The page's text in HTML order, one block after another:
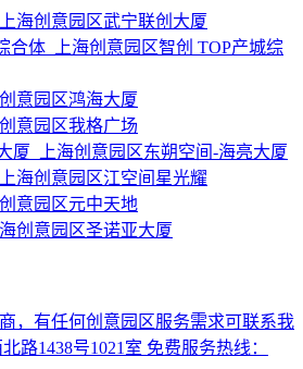
武宁联创大厦
智创 TOP产城综
鸿海大厦
我格广场
东朔空间-海亮大厦
江空间星光耀
元中天地
圣诺亚大厦
，有任何创意园区服务需求可联系我
路1438号1021室 免费服务热线：